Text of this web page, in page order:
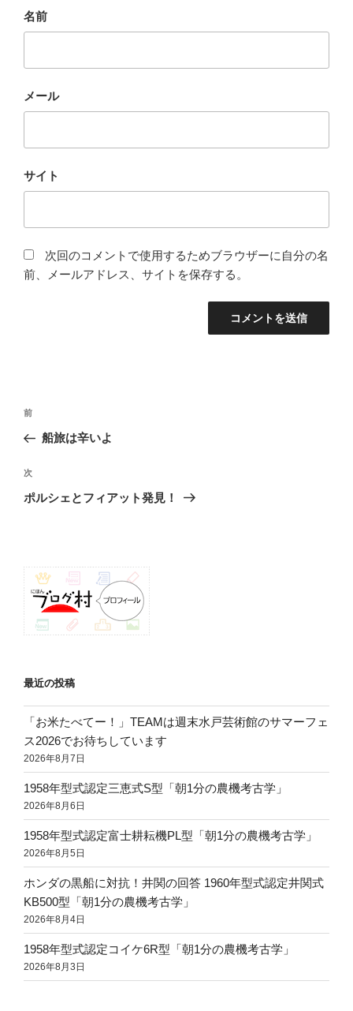
名前
メール
サイト
次回のコメントで使用するためブラウザーに自分の名
前、メールアドレス、サイトを保存する。
投
ナ
ビ
ゲ
ン
前
の
稿
前
船旅は辛いよ
次
の
次
ポルシェとフィアット発見！
最近の投稿
「お米たべてー！」TEAMは週末水戸芸術館のサマーフェ
ス2026でお待ちしています
2026年8月7日
1958年型式認定三恵式S型「朝1分の農機考古学」
2026年8月6日
1958年型式認定富士耕耘機PL型「朝1分の農機考古学」
2026年8月5日
ホンダの黒船に対抗！井関の回答 1960年型式認定井関式
KB500型「朝1分の農機考古学」
2026年8月4日
1958年型式認定コイケ6R型「朝1分の農機考古学」
2026年8月3日